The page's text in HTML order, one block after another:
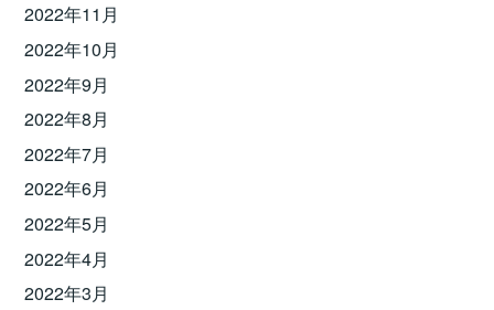
2022年11月
2022年10月
2022年9月
2022年8月
2022年7月
2022年6月
2022年5月
2022年4月
2022年3月